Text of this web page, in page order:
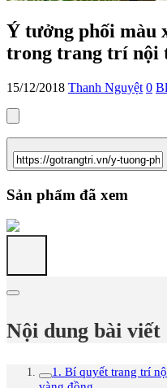
Ý tưởng phối màu
trong trang trí nội
15/12/2018 Thanh Nguyệt 0
Sản phẩm đã xem
Nội dung bài viết
1. Bí quyết trang trí